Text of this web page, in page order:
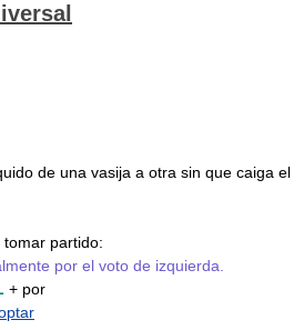
de una vasija a otra sin que caiga el
partido:
por el voto de izquierda.
+ por